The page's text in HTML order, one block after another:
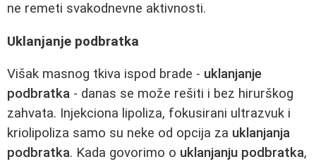
ne remeti svakodnevne aktivnosti.
Uklanjanje podbratka
Višak masnog tkiva ispod brade - uklanjanje
podbratka - danas se može rešiti i bez hirurškog
zahvata. Injekciona lipoliza, fokusirani ultrazvuk i
kriolipoliza samo su neke od opcija za uklanjanja
podbratka. Kada govorimo o uklanjanju podbratka,